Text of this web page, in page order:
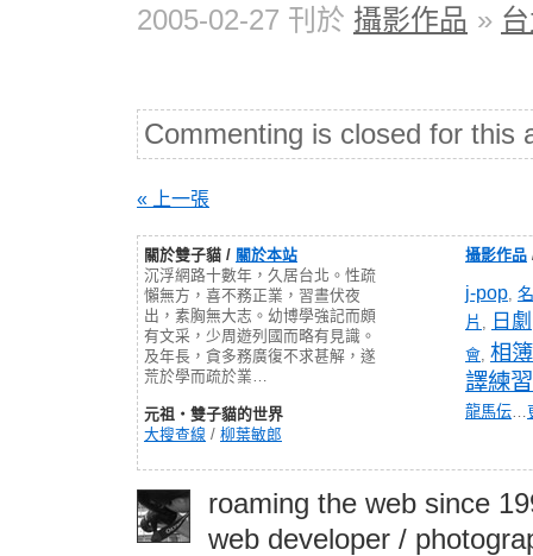
2005-02-27 刊於 攝影作品 »
Commenting is closed for this
« 上一張
關於雙子貓 / 關於本站
沉浮網路十數年，久居台北。性疏
懶無方，喜不務正業，習晝伏夜
出，素胸無大志。幼博學強記而頗
有文采，少周遊列國而略有見識。
及年長，貪多務廣復不求甚解，遂
荒於學而疏於業…
元祖‧雙子貓的世界
大搜查線 / 柳葉敏郎
攝影作品
j-pop,
片 , 日劇
會, 相簿
譯練習
龍馬伝…
roaming the web since
web developer /